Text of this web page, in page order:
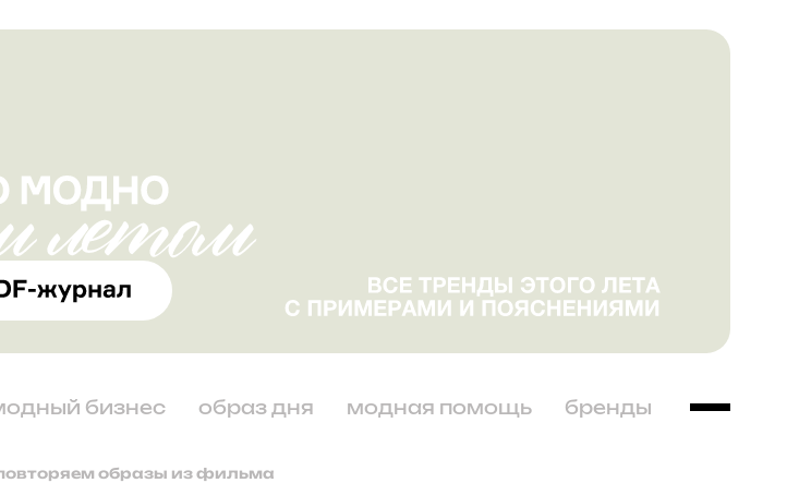
бизнес образ дня модная помощь бренды
образы из фильма